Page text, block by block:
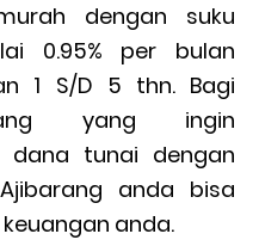
dengan suku
0.95% per bulan
1 S/D 5 thn. Bagi
yang ingin
dana tunai dengan
anda bisa
anda.